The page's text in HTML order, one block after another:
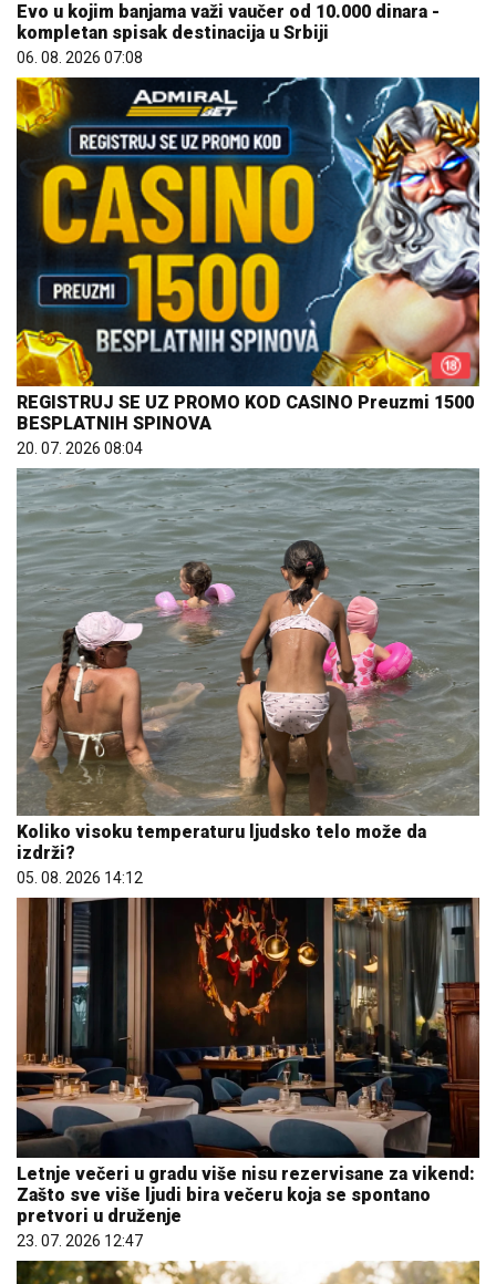
Evo u kojim banjama važi vaučer od 10.000 dinara -
kompletan spisak destinacija u Srbiji
06. 08. 2026 07:08
REGISTRUJ SE UZ PROMO KOD CASINO Preuzmi 1500
BESPLATNIH SPINOVA
20. 07. 2026 08:04
Koliko visoku temperaturu ljudsko telo može da
izdrži?
05. 08. 2026 14:12
Letnje večeri u gradu više nisu rezervisane za vikend:
Zašto sve više ljudi bira večeru koja se spontano
pretvori u druženje
23. 07. 2026 12:47